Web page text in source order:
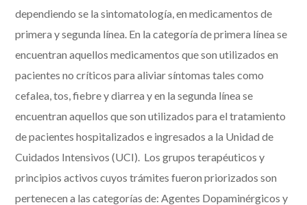
dependiendo se la sintomatología, en medicamentos de
primera y segunda línea. En la categoría de primera línea se
encuentran aquellos medicamentos que son utilizados en
pacientes no críticos para aliviar síntomas tales como
cefalea, tos, fiebre y diarrea y en la segunda línea se
encuentran aquellos que son utilizados para el tratamiento
de pacientes hospitalizados e ingresados a la Unidad de
Cuidados Intensivos (UCI). Los grupos terapéuticos y
principios activos cuyos trámites fueron priorizados son
pertenecen a las categorías de: Agentes Dopaminérgicos y